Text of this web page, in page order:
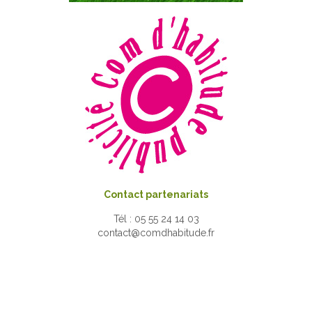
Contact partenariats
Tél : 05 55 24 14 03
contact@comdhabitude.fr